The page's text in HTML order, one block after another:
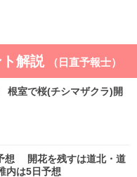
解説 （日直予報士）
室で桜(チシマザクラ)開
想 開花を残すは道北・道
は5日予想